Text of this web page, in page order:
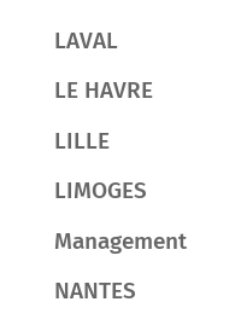
LAVAL
LE HAVRE
LILLE
LIMOGES
Management
NANTES